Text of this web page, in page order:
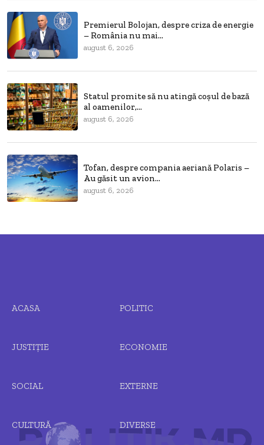
Premierul Bolojan, despre criza de energie
– România nu mai...
august 6, 2026
Statul promite să nu atingă coșul de bază
al oamenilor,...
august 6, 2026
Tofan, despre compania aeriană Polaris –
Au găsit un avion...
august 6, 2026
ACASA POLITIC
JUSTIȚIE ECONOMIE
SOCIAL EXTERNE
CULTURĂ DIVERSE